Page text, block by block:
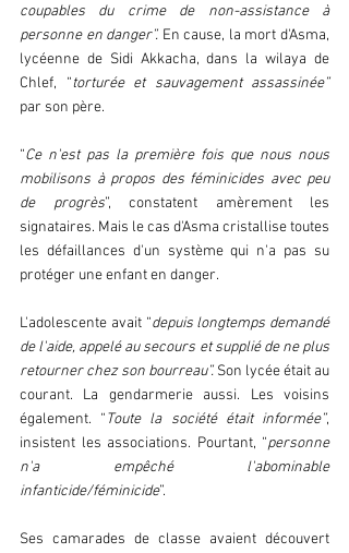
coupables du crime de non-assistance à
personne en danger”. En cause, la mort d'Asma,
lycéenne de Sidi Akkacha, dans la wilaya de
Chlef, “torturée et sauvagement assassinée”
par son père.
“Ce n'est pas la première fois que nous nous
mobilisons à propos des féminicides avec peu
de progrès”, constatent amèrement les
signataires. Mais le cas d'Asma cristallise toutes
les défaillances d'un système qui n'a pas su
protéger une enfant en danger.
L'adolescente avait “depuis longtemps demandé
de l'aide, appelé au secours et supplié de ne plus
retourner chez son bourreau”. Son lycée était au
courant. La gendarmerie aussi. Les voisins
également. “Toute la société était informée”,
insistent les associations. Pourtant, “personne
n'a empêché l'abominable
infanticide/féminicide”.
Ses camarades de classe avaient découvert